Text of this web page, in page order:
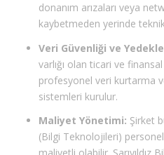
donanım arızaları veya
kaybetmeden yerinde
Veri Güvenliği ve
varlığı olan ticari ve
profesyonel veri kurtarma
sistemleri kurulur.
Maliyet Yönetimi: Şirket
(Bilgi Teknolojileri)